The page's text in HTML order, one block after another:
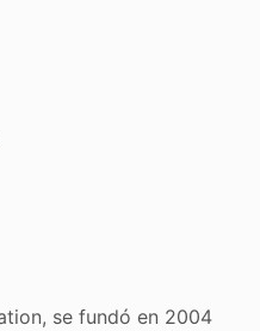
se fundó en 2004